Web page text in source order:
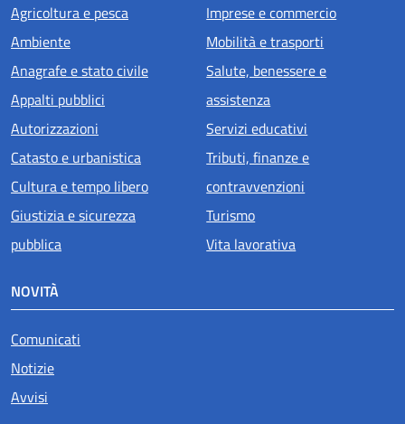
Agricoltura e pesca
Ambiente
Anagrafe e stato civile
Appalti pubblici
Autorizzazioni
Catasto e urbanistica
Cultura e tempo libero
Giustizia e sicurezza
pubblica
Imprese e commercio
Mobilità e trasporti
Salute, benessere e
assistenza
Servizi educativi
Tributi, finanze e
contravvenzioni
Turismo
Vita lavorativa
NOVITÀ
Comunicati
Notizie
Avvisi